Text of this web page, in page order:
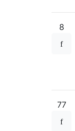
8
77